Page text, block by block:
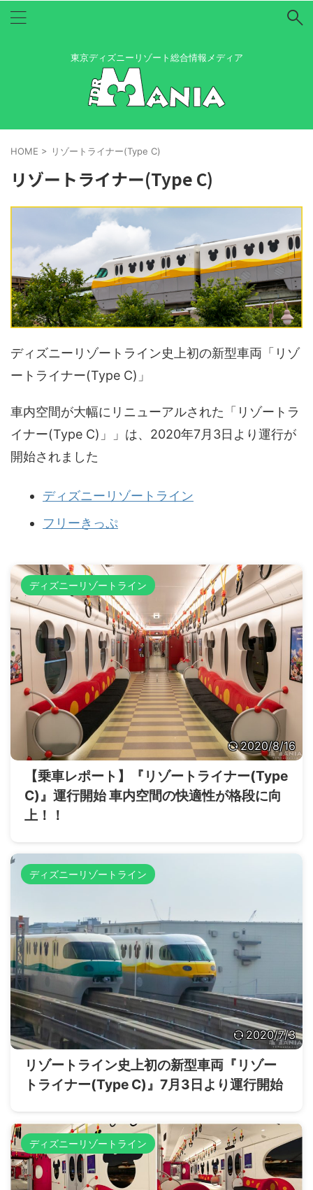
東京ディズニーリゾート総合情報メディア
HOME > リゾートライナー(Type C)
リゾートライナー(Type C)
ディズニーリゾートライン史上初の新型車両「リゾ
ートライナー(Type C)」
車内空間が大幅にリニューアルされた「リゾートラ
イナー(Type C)」」は、2020年7月3日より運行が
開始されました
ディズニーリゾートライン
フリーきっぷ
ディズニーリゾートライン
2020/8/16
【乗車レポート】『リゾートライナー(Type
C)』運行開始 車内空間の快適性が格段に向
上！！
ディズニーリゾートライン
2020/7/3
リゾートライン史上初の新型車両『リゾー
トライナー(Type C)』7月3日より運行開始
ディズニーリゾートライン